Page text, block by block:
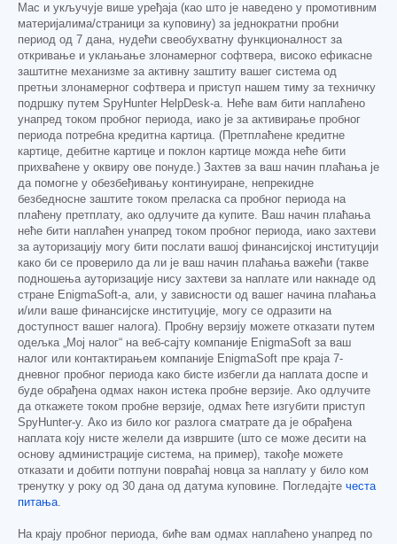
Mac и укључује више уређаја (као што је наведено у промотивним
материјалима/страници за куповину) за једнократни пробни
период од 7 дана, нудећи свеобухватну функционалност за
откривање и уклањање злонамерног софтвера, високо ефикасне
заштитне механизме за активну заштиту вашег система од
претњи злонамерног софтвера и приступ нашем тиму за техничку
подршку путем SpyHunter HelpDesk-а. Неће вам бити наплаћено
унапред током пробног периода, иако је за активирање пробног
периода потребна кредитна картица. (Претплаћене кредитне
картице, дебитне картице и поклон картице можда неће бити
прихваћене у оквиру ове понуде.) Захтев за ваш начин плаћања је
да помогне у обезбеђивању континуиране, непрекидне
безбедносне заштите током преласка са пробног периода на
плаћену претплату, ако одлучите да купите. Ваш начин плаћања
неће бити наплаћен унапред током пробног периода, иако захтеви
за ауторизацију могу бити послати вашој финансијској институцији
како би се проверило да ли је ваш начин плаћања важећи (такве
подношења ауторизације нису захтеви за наплате или накнаде од
стране EnigmaSoft-а, али, у зависности од вашег начина плаћања
и/или ваше финансијске институције, могу се одразити на
доступност вашег налога). Пробну верзију можете отказати путем
одељка „Мој налог“ на веб-сајту компаније EnigmaSoft за ваш
налог или контактирањем компаније EnigmaSoft пре краја 7-
дневног пробног периода како бисте избегли да наплата доспе и
буде обрађена одмах након истека пробне верзије. Ако одлучите
да откажете током пробне верзије, одмах ћете изгубити приступ
SpyHunter-у. Ако из било ког разлога сматрате да је обрађена
наплата коју нисте желели да извршите (што се може десити на
основу администрације система, на пример), такође можете
отказати и добити потпуни повраћај новца за наплату у било ком
тренутку у року од 30 дана од датума куповине. Погледајте честа
питања.
На крају пробног периода, биће вам одмах наплаћено унапред по